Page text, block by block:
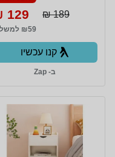
189 ₪
129 ₪
₪59 למשלוח
קנו עכשיו
ב- Zap